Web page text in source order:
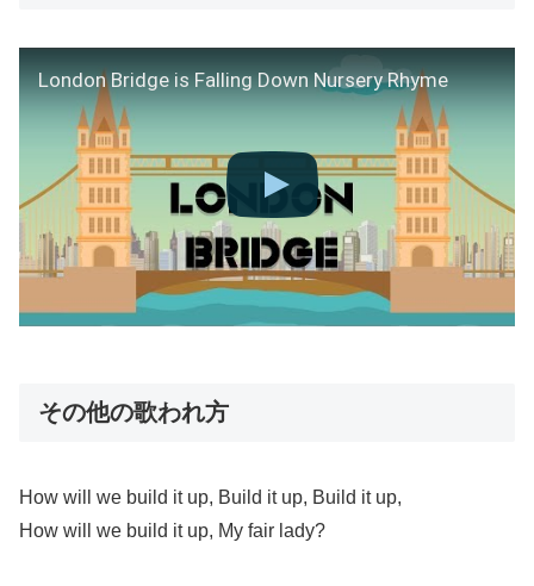
London Bridge is Falling Down Nursery Rhyme
その他の歌われ方
How will we build it up, Build it up, Build it up,
How will we build it up, My fair lady?